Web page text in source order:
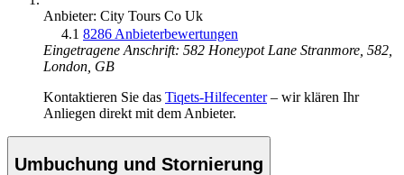
Anbieter: City Tours Co Uk
4.1 8286 Anbieterbewertungen
Eingetragene Anschrift: 582 Honeypot Lane Stranmore, 582,
London, GB
Kontaktieren Sie das Tiqets-Hilfecenter– wir klären Ihr
Anliegen direkt mit dem Anbieter.
Umbuchung und Stornierung